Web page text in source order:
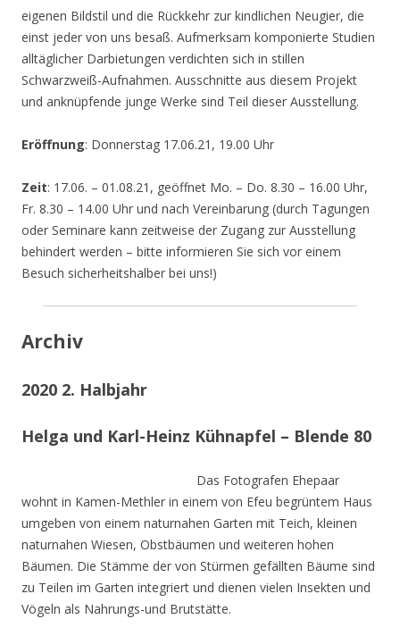
eigenen Bildstil und die Rückkehr zur kindlichen Neugier, die
einst jeder von uns besaß. Aufmerksam komponierte Studien
alltäglicher Darbietungen verdichten sich in stillen
Schwarzweiß-Aufnahmen. Ausschnitte aus diesem Projekt
und anknüpfende junge Werke sind Teil dieser Ausstellung.
Eröffnung: Donnerstag 17.06.21, 19.00 Uhr
Zeit: 17.06. – 01.08.21, geöffnet Mo. – Do. 8.30 – 16.00 Uhr,
Fr. 8.30 – 14.00 Uhr und nach Vereinbarung (durch Tagungen
oder Seminare kann zeitweise der Zugang zur Ausstellung
behindert werden – bitte informieren Sie sich vor einem
Besuch sicherheitshalber bei uns!)
Archiv
2020 2. Halbjahr
Helga und Karl-Heinz Kühnapfel – Blende 80
Das Fotografen Ehepaar
wohnt in Kamen-Methler in einem von Efeu begrüntem Haus
umgeben von einem naturnahen Garten mit Teich, kleinen
naturnahen Wiesen, Obstbäumen und weiteren hohen
Bäumen. Die Stämme der von Stürmen gefällten Bäume sind
zu Teilen im Garten integriert und dienen vielen Insekten und
Vögeln als Nahrungs-und Brutstätte.